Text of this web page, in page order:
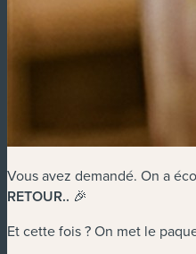
Vous avez demandé. On a
RETOUR.. 🎉
Et cette fois ? On met le